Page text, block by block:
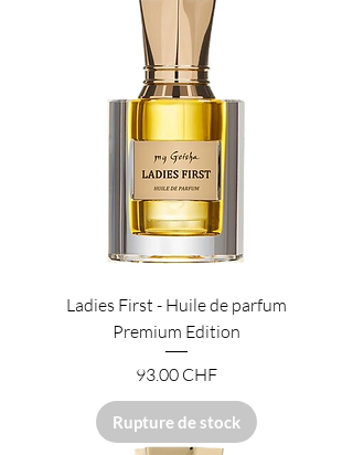
Ladies First - Huile de parfum
Premium Edition
Prix
93.00 CHF
Rupture de stock